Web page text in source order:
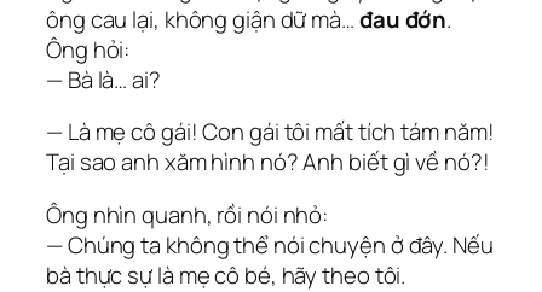
ông cau lại, không giận dữ mà…đau đớn.
Ông hỏi:
— Bà là… ai?
— Là mẹ cô gái! Con gái tôi mất tích tám năm!
Tại sao anh xăm hình nó? Anh biết gì về nó?!
Ông nhìn quanh, rồi nói nhỏ:
— Chúng ta không thể nói chuyện ở đây. Nếu
bà thực sự là mẹ cô bé, hãy theo tôi.